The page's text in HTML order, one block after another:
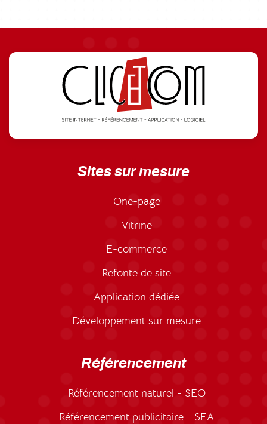
Sites sur mesure
One-page
Vitrine
E-commerce
Refonte de site
Application dédiée
Développement sur mesure
Référencement
Référencement naturel - SEO
Référencement publicitaire - SEA